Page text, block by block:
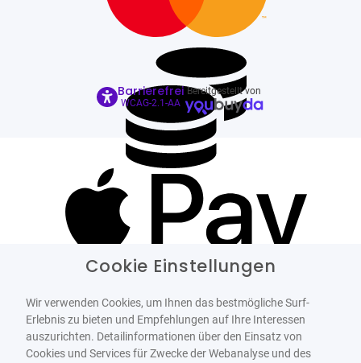
Barrierefrei
WCAG-2.1-AA
Bereitgestellt von
Cookie Einstellungen
Wir verwenden Cookies, um Ihnen das bestmögliche Surf-
Erlebnis zu bieten und Empfehlungen auf Ihre Interessen
auszurichten. Detailinformationen über den Einsatz von
Cookies und Services für Zwecke der Webanalyse und des